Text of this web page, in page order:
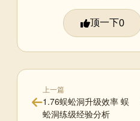
顶一下0
上一篇
1.76蜈蚣洞升级效率 蜈
蚣洞练级经验分析